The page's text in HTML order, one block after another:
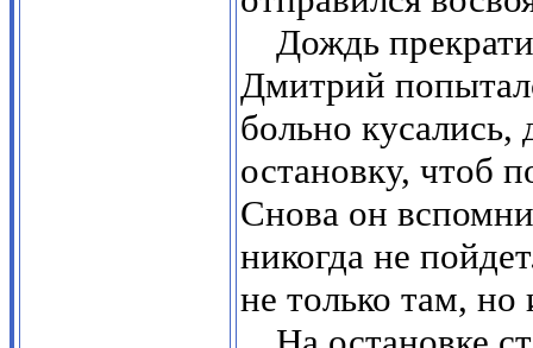
Дождь
Дмитрий
больно
остановку, чтоб
Снова он
никогда не
не только там,